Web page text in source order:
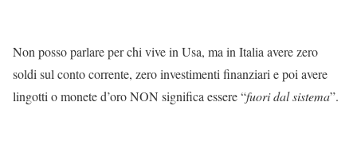
Non posso parlare per chi vive in Usa, ma in Italia avere zero
soldi sul conto corrente, zero investimenti finanziari e poi avere
lingotti o monete d’oro NON significa essere “fuori dal sistema”.